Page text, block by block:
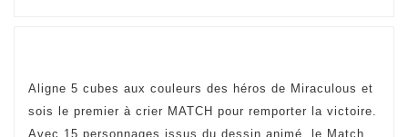
Aligne 5 cubes aux couleurs des héros de Miraculous et
sois le premier à crier MATCH pour remporter la victoire.
Avec 15 personnages issus du dessin animé, le Match